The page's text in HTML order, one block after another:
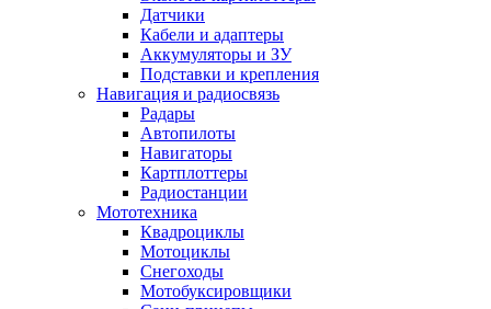
Датчики
Кабели и адаптеры
Аккумуляторы и ЗУ
Подставки и крепления
Навигация и радиосвязь
Радары
Автопилоты
Навигаторы
Картплоттеры
Радиостанции
Мототехника
Квадроциклы
Мотоциклы
Снегоходы
Мотобуксировщики